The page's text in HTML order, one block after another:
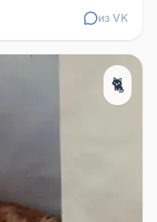
из VK
🐈